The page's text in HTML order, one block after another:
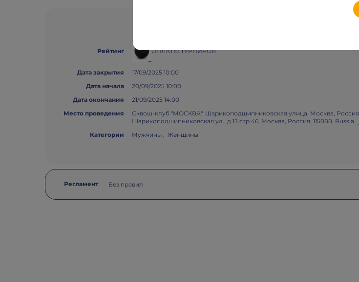
Рейтинг ОПЛАТЫ ТУРНИРОВ
Дата закрытия
17/09/2025 10:00
Дата начала
20/09/2025 10:00
Дата окончания
21/09/2025 14:00
Место проведения
Сквош-клуб "МОСКВА", Шарикоподшипниковская улица, Москва, Россия
Шарикоподшипниковская ул., д 13 стр 46, Москва, Россия, 115088, Russia
Категории
Мужчины , Женщины
Регламент Без правил